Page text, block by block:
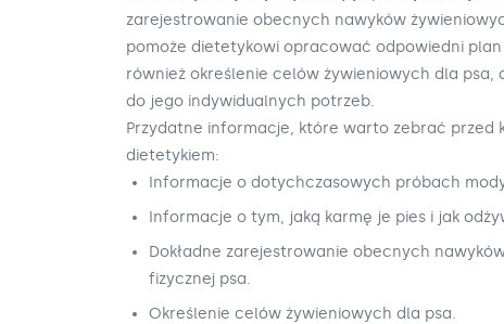
zarejestrowanie obecnych nawyków
pomoże dietetykowi opracować odpowiedni
również określenie celów żywieniowych dla psa,
do jego indywidualnych potrzeb.
Przydatne informacje, które warto zebrać przed
dietetykiem:
Informacje o dotychczasowych próbach
Informacje o tym, jaką karmę je pies i jak
Dokładne zarejestrowanie obecnych
fizycznej psa.
Określenie celów żywieniowych dla psa.